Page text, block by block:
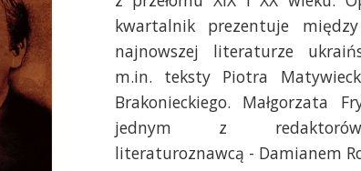
kwartalnik prezentuje
najnowszej literaturze
m.in. teksty Piotra
Brakonieckiego. Małgorzata
jednym z
literaturoznawcą - Damianem